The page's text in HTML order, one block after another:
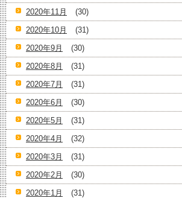
2020年11月
(30)
2020年10月
(31)
2020年9月
(30)
2020年8月
(31)
2020年7月
(31)
2020年6月
(30)
2020年5月
(31)
2020年4月
(32)
2020年3月
(31)
2020年2月
(30)
2020年1月
(31)